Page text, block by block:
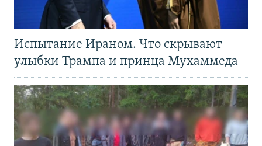
Испытание Ираном. Что скрывают
улыбки Трампа и принца Мухаммеда